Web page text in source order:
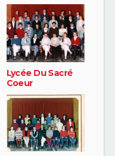
Lycée Du Sacré
Coeur